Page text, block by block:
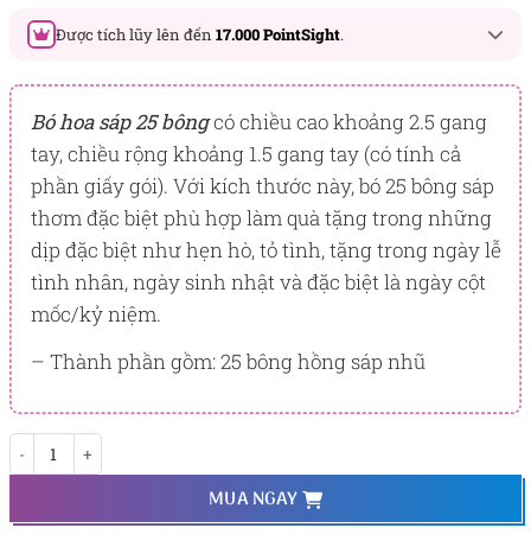
Được tích lũy lên đến 17.000 PointSight.
Đây là số PointSight ước tính bạn sẽ được tích lũy khi mua
sản phẩm hôm nay, tương ứng với quyền lợi hạng
BẠCH KIM
PointSight có giá trị dùng để trừ trực tiếp vào đơn hàng hoặc
đổi quà tặng ưu đãi tại Flowersight.
Đăng nhậphoặcĐăng ký ngay để kiểm tra mức tích lũy
chính xác nhất dành cho bạn.
Bó hoa sáp 25 bôngcó chiều cao khoảng 2.5 gang
tay, chiều rộng khoảng 1.5 gang tay (có tính cả
phần giấy gói). Với kích thước này, bó 25 bông sáp
thơm đặc biệt phù hợp làm quà tặng trong những
dịp đặc biệt như hẹn hò, tỏ tình, tặng trong ngày lễ
tình nhân, ngày sinh nhật và đặc biệt là ngày cột
mốc/kỷ niệm.
– Thành phần gồm: 25 bông hồng sáp nhũ
MUA NGAY